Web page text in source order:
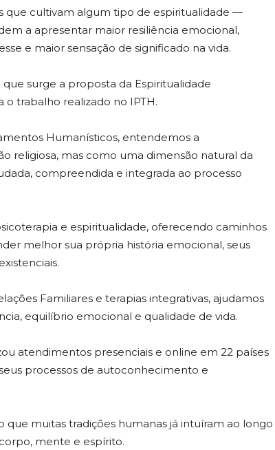
que cultivam algum tipo de espiritualidade —
a apresentar maior resiliência emocional,
e maior sensação de significado na vida.
surge a proposta da Espiritualidade
trabalho realizado no IPTH.
Humanísticos, entendemos a
religiosa, mas como uma dimensão natural da
compreendida e integrada ao processo
e espiritualidade, oferecendo caminhos
melhor sua própria história emocional, seus
Familiares e terapias integrativas, ajudamos
equilíbrio emocional e qualidade de vida.
atendimentos presenciais e online em 22 países
processos de autoconhecimento e
que muitas tradições humanas já intuíram ao longo
mente e espírito.